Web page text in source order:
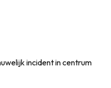
incident in centrum